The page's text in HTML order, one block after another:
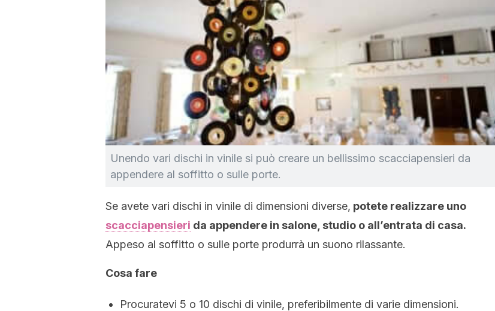
Unendo vari dischi in vinile si può creare un bellissimo scacciapensieri da
appendere al soffitto o sulle porte.
Se avete vari dischi in vinile di dimensioni diverse, potete realizzare uno
scacciapensieri da appendere in salone, studio o all’entrata di casa.
Appeso al soffitto o sulle porte produrrà un suono rilassante.
Cosa fare
Procuratevi 5 o 10 dischi di vinile, preferibilmente di varie dimensioni.